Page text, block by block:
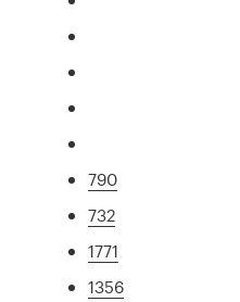
790
732
1771
1356